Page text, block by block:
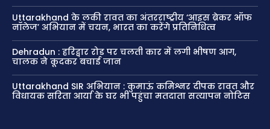
Uttarakhand के लकी रावत का अंतरराष्ट्रीय ‘आइस ब्रेकर ऑफ
नॉलेज’ अभियान में चयन, भारत का करेंगे प्रतिनिधित्व
Dehradun : हरिद्वार रोड पर चलती कार में लगी भीषण आग,
चालक ने कूदकर बचाई जान
Uttarakhand SIR अभियान : कुमाऊं कमिश्नर दीपक रावत और
विधायक सरिता आर्या के घर भी पहुंचा मतदाता सत्यापन नोटिस